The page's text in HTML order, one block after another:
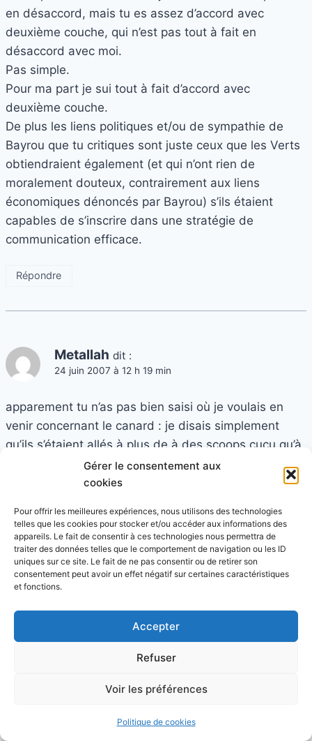
Gérer le consentement aux
cookies
Pour offrir les meilleures expériences, nous utilisons des technologies
telles que les cookies pour stocker et/ou accéder aux informations des
appareils. Le fait de consentir à ces technologies nous permettra de
traiter des données telles que le comportement de navigation ou les ID
uniques sur ce site. Le fait de ne pas consentir ou de retirer son
consentement peut avoir un effet négatif sur certaines caractéristiques
et fonctions.
Accepter
Refuser
Voir les préférences
Politique de cookies
en désaccord, mais tu es assez d’accord avec
deuxième couche, qui n’est pas tout à fait en
désaccord avec moi.
Pas simple.
Pour ma part je sui tout à fait d’accord avec
deuxième couche.
De plus les liens politiques et/ou de sympathie de
Bayrou que tu critiques sont juste ceux que les Verts
obtiendraient également (et qui n’ont rien de
moralement douteux, contrairement aux liens
économiques dénoncés par Bayrou) s’ils étaient
capables de s’inscrire dans une stratégie de
communication efficace.
Répondre
Metallah dit :
24 juin 2007 à 12 h 19 min
apparement tu n’as pas bien saisi où je voulais en
venir concernant le canard : je disais simplement
qu’ils s’étaient allés à plus de à des scoops cucu qu’à
des scandales politiques comme si (et ça c’est mon
point de vue) ces scoops cuculs permettaient d’éviter
papier pour éviter de parler d’autres choses) , mais
cela c’est mon point de vue… concernant les liens
politico médiatiques désolé mais si ils sont
moralement douteux : il y a certaines limites : je suis
qu’envers les liens "politiques" car il y a aussi un
clientélisme certains très sournois et tout aussi
grave… Mais là c’est de toute manière une histoire de
journalistes (désolé d’insister mais pour certains
certains partis (ou hommes politiques) y soit pour